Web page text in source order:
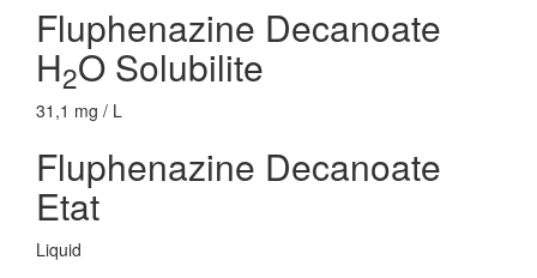
Fluphenazine Decanoate
H2O Solubilite
31,1 mg / L
Fluphenazine Decanoate
Etat
Liquid